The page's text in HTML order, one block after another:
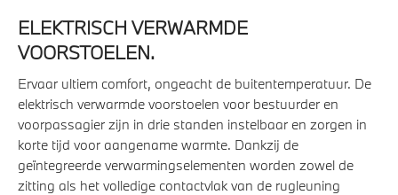
ELEKTRISCH VERWARMDE
VOORSTOELEN.
Ervaar ultiem comfort, ongeacht de buitentemperatuur. De
elektrisch verwarmde voorstoelen voor bestuurder en
voorpassagier zijn in drie standen instelbaar en zorgen in
korte tijd voor aangename warmte. Dankzij de
geïntegreerde verwarmingselementen worden zowel de
zitting als het volledige contactvlak van de rugleuning